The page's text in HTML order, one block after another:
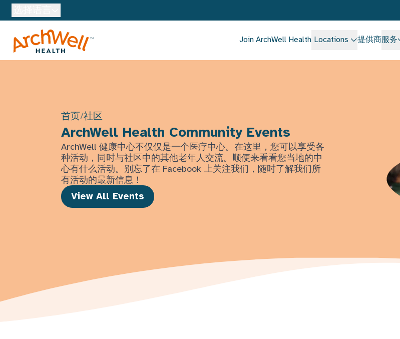
Skip to Main Content
Join ArchWell Health Locations 提供商服务
首页/社区
ArchWell Health Community Events
ArchWell 健康中心不仅仅是一个医疗中心。在这里，您可以享受各
种活动，同时与社区中的其他老年人交流。顺便来看看您当地的中
心有什么活动。别忘了在 Facebook 上关注我们，随时了解我们所
有活动的最新信息！
View All Events